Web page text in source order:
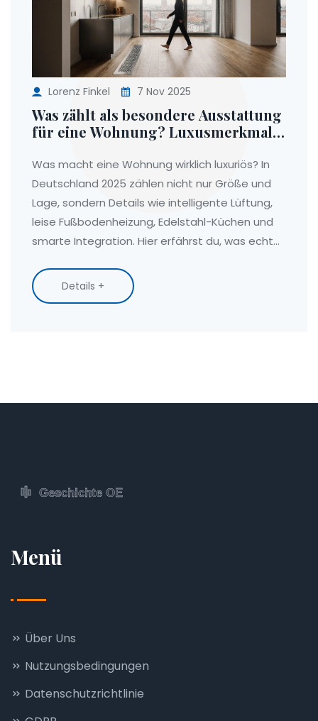
Lorenz Finkel 7 Nov 2025
Was zählt als besondere Ausstattung
für eine Wohnung? Luxusmerkmale
Was macht eine Wohnung wirklich luxuriös? In
Deutschland 2025 zählen nicht nur Größe und
Lage, sondern Details wie intelligente Lüftung,
leise Fußbodenheizung, Edelstahl-Küchen und
smarte Integration. Hier erfährst du, was echte
Details +
Menü
Über Uns
Nutzungsbedingungen
Datenschutzrichtlinie